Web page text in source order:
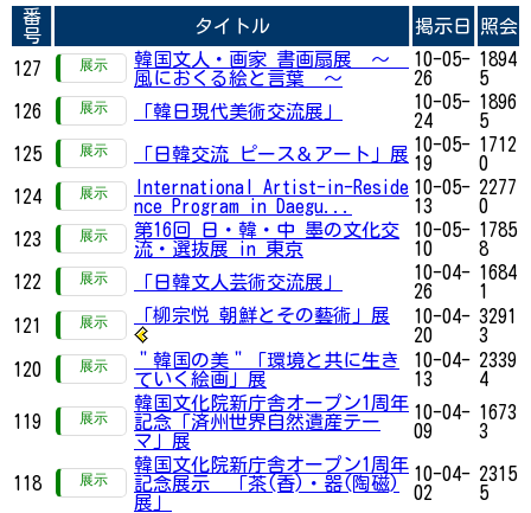
番
号
タイトル 掲示日 照会
127
韓国文人・画家 書画扇展 ～
風におくる絵と言葉 ～
10-05-
26
1894
5
126
「韓日現代美術交流展」
10-05-
24
1896
5
125
「日韓交流 ピース＆アート」展 10-05-
19
1712
0
124
International Artist-in-Reside
nce Program in Daegu...
10-05-
13
2277
0
123
第16回 日・韓・中 墨の文化交
流・選抜展 in 東京
10-05-
10
1785
8
122
「日韓文人芸術交流展」
10-04-
26
1684
1
121
「柳宗悦 朝鮮とその藝術」展
10-04-
20
3291
3
120
＂韓国の美＂「環境と共に生き
ていく絵画」展
10-04-
13
2339
4
119
韓国文化院新庁舎オープン1周年
記念「済州世界自然遺産テー
マ」展
10-04-
09
1673
3
118
韓国文化院新庁舎オープン1周年
記念展示 「茶(香)・器(陶磁)
展」
10-04-
02
2315
5